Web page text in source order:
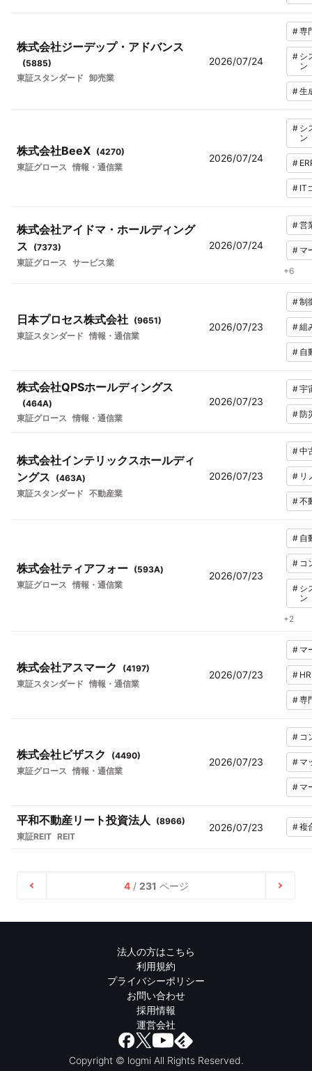
株式会社ジーデップ・アドバンス
(5885)
東証スタンダード 卸売業
2026/07/24
#専
# シ
ン
#生
株式会社BeeX (4270)
東証グロース 情報・通信業
2026/07/24
# シ
ン
#
# IT
株式会社アイドマ・ホールディング
ス
(7373)
東証グロース サービス業
2026/07/24
#営
# マ
+6
日本プロセス株式会社 (9651)
東証スタンダード 情報・通信業
2026/07/23
#制
#組
# 自
株式会社QPSホールディングス
(464A)
東証グロース 情報・通信業
2026/07/23
#宇
#防
株式会社インテリックスホールディ
ングス
(463A)
東証スタンダード 不動産業
2026/07/23
#中
# リ
#不
株式会社ティアフォー (593A)
東証グロース 情報・通信業
2026/07/23
# 自
# コ
# シ
ン
+2
株式会社アスマーク (4197)
東証スタンダード 情報・通信業
2026/07/23
# マ
#
#専
株式会社ビザスク (4490)
東証グロース 情報・通信業
2026/07/23
# コ
# マ
# マ
平和不動産リート投資法人 (8966)
東証REIT REIT
2026/07/23 #複
4/ 231 ページ
法人の方はこちら
利用規約
プライバシーポリシー
お問い合わせ
採用情報
運営会社
Copyright © logmi All Rights Reserved.